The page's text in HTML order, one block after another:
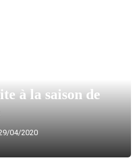
à la saison de
04/2020